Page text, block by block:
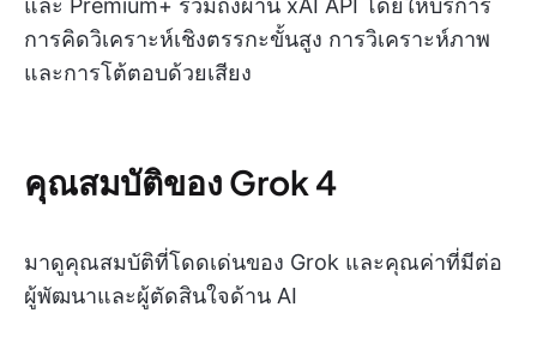
และ Premium+ รวมถึงผ่าน xAI API โดยให้บริการ
การคิดวิเคราะห์เชิงตรรกะขั้นสูง การวิเคราะห์ภาพ
และการโต้ตอบด้วยเสียง
คุณสมบัติของ Grok 4
มาดูคุณสมบัติที่โดดเด่นของ Grok และคุณค่าที่มีต่อ
ผู้พัฒนาและผู้ตัดสินใจด้าน AI